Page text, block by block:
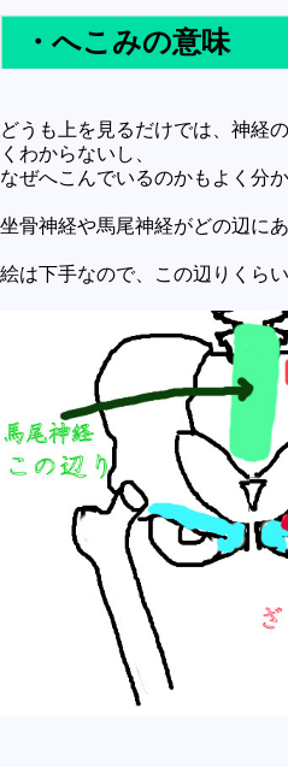
・へこみの意味
どうも上を見るだけでは、神経
くわからないし、
なぜへこんでいるのかもよく分か
坐骨神経や馬尾神経がどの辺に
絵は下手なので、この辺りくら